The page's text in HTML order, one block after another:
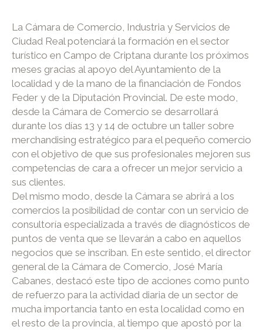
La Cámara de Comercio, Industria y Servicios de
Ciudad Real potenciará la formación en el sector
turístico en Campo de Criptana durante los próximos
meses gracias al apoyo del Ayuntamiento de la
localidad y de la mano de la financiación de Fondos
Feder y de la Diputación Provincial. De este modo,
desde la Cámara de Comercio se desarrollará
durante los días 13 y 14 de octubre un taller sobre
merchandising estratégico para el pequeño comercio
con el objetivo de que sus profesionales mejoren sus
competencias de cara a ofrecer un mejor servicio a
sus clientes.
Del mismo modo, desde la Cámara se abrirá a los
comercios la posibilidad de contar con un servicio de
consultoría especializada a través de diagnósticos de
puntos de venta que se llevarán a cabo en aquellos
negocios que se inscriban. En este sentido, el director
general de la Cámara de Comercio, José María
Cabanes, destacó este tipo de acciones como punto
de refuerzo para la actividad diaria de un sector de
mucha importancia tanto en esta localidad como en
el resto de la provincia, al tiempo que apostó por la